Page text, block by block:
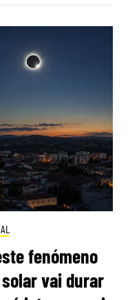
fenómeno
vai durar